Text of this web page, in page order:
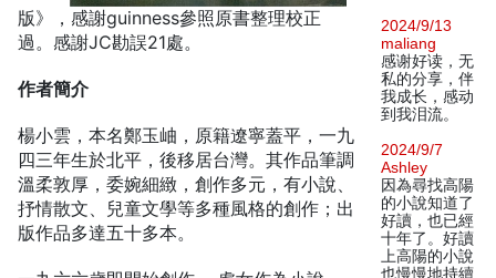
版》，感謝guinness參照原書整理校正
過。感謝JC勘誤21處。
作者簡介
楊小雲，本名鄭玉岫，原籍遼寧蓋平，一九
四三年生於北平，後移居台灣。其作品筆調
溫柔敦厚，委婉細緻，創作多元，有小說、
抒情散文、兒童文學等多種風格的創作；出
版作品多達五十多本。
2024/9/13
maliang
感谢好读，无
私的分享，伴
我成长，感动
到我泪流。
2024/9/7
Ashley
因為尋找高陽
的小說知道了
好讀，也已經
十年了。好讀
上高陽的小說
也慢慢地持續